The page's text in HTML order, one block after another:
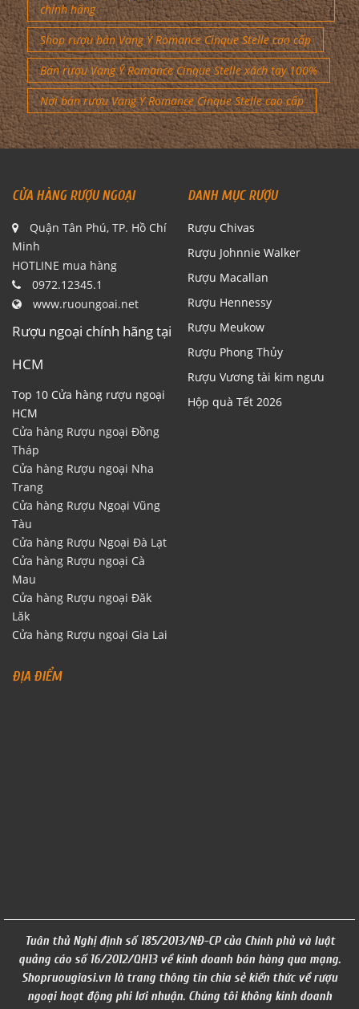
chính hãng
Shop rượu bán Vang Ý Romance Cinque Stelle cao cấp
Bán rượu Vang Ý Romance Cinque Stelle xách tay 100%
Nơi bán rượu Vang Ý Romance Cinque Stelle cao cấp
CỬA HÀNG RƯỢU NGOẠI
Quận Tân Phú, TP. Hồ Chí
Minh
HOTLINE mua hàng
0972.12345.1
www.ruoungoai.net
Rượu ngoại chính hãng tại
HCM
Top 10 Cửa hàng rượu ngoại
HCM
Cửa hàng Rượu ngoại Đồng
Tháp
Cửa hàng Rượu ngoại Nha
Trang
Cửa hàng Rượu Ngoại Vũng
Tàu
Cửa hàng Rượu Ngoại Đà Lạt
Cửa hàng Rượu ngoại Cà
Mau
Cửa hàng Rượu ngoại Đăk
Lăk
Cửa hàng Rượu ngoại Gia Lai
DANH MỤC RƯỢU
Rượu Chivas
Rượu Johnnie Walker
Rượu Macallan
Rượu Hennessy
Rượu Meukow
Rượu Phong Thủy
Rượu Vương tài kim ngưu
Hộp quà Tết 2026
ĐỊA ĐIỂM
Tuân thủ Nghị định số 185/2013/NĐ-CP của Chính phủ và luật
quảng cáo số 16/2012/QH13 về kinh doanh bán hàng qua mạng.
Shopruougiasi.vn là trang thông tin chia sẻ kiến thức về rượu
ngoại hoạt động phi lơi nhuận. Chúng tôi không kinh doanh